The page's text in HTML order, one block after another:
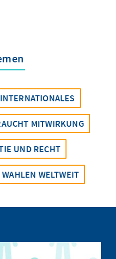
MITWIRKUNG
UND RECHT
WELTWEIT